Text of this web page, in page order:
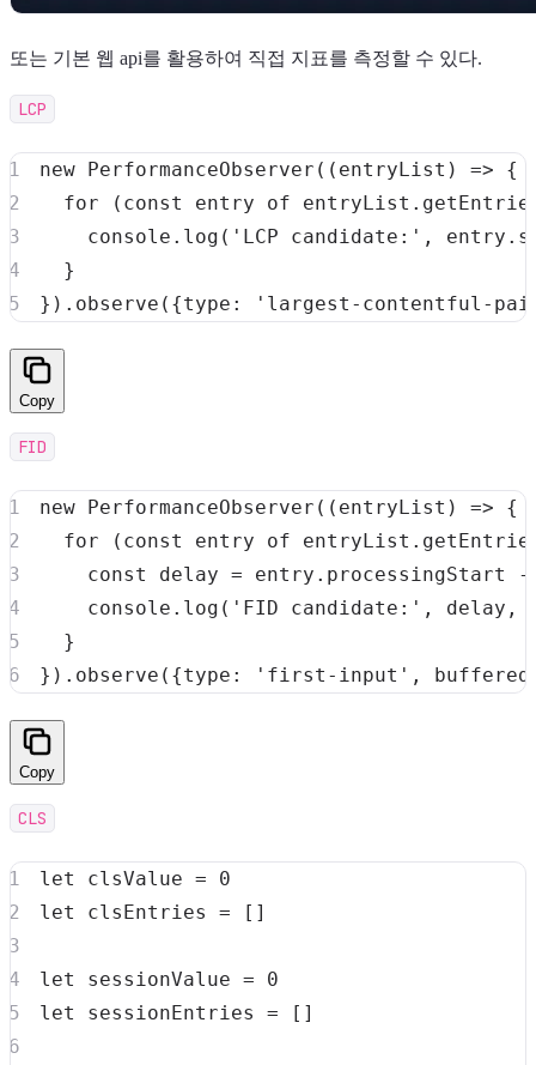
또는 기본 웹 api를 활용하여 직접 지표를 측정할 수 있다.
LCP
new PerformanceObserver ( ( entryList ) =>
{
for
( const entry of entryList .
console . log ( 'LCP candidate:' , entry .
}
} ) . observe ( {type : 'largest-contentful-
Copy
FID
new PerformanceObserver ( ( entryList ) =>
{
for
( const entry of entryList .
const
delay = entry . processingStart -
console . log ( 'FID candidate:' , delay ,
}
} ) . observe ( {type : 'first-input' , buffered
Copy
CLS
let clsValue =
0
let
clsEntries = [ ]
let sessionValue =
0
let
sessionEntries = [ ]